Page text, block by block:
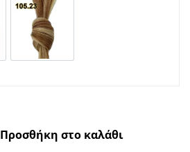
Προσθήκη στο καλάθι